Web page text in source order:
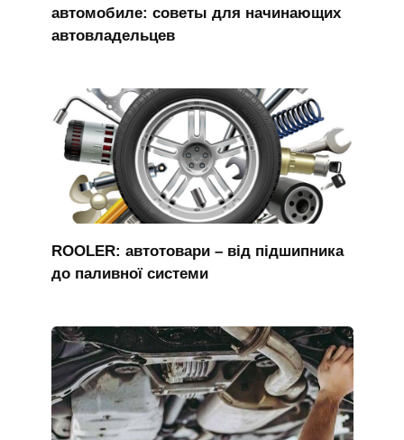
автомобиле: советы для начинающих
автовладельцев
ROOLER: автотовари – від підшипника
до паливної системи